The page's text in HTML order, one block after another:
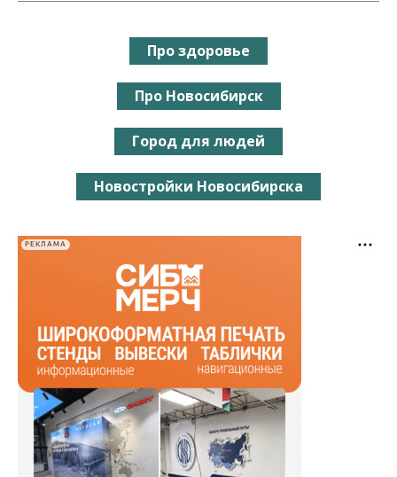
Про здоровье
Про Новосибирск
Город для людей
Новостройки Новосибирска
РЕКЛАМА